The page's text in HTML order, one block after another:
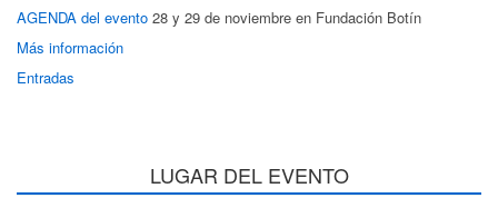
AGENDA del evento 28 y 29 de noviembre en Fundación Botín
Más información
Entradas
LUGAR DEL EVENTO